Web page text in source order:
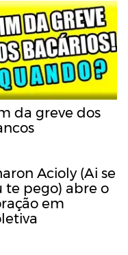
da greve dos
Acioly (Ai se
te pego) abre o
em